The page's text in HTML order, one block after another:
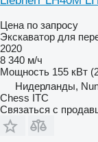
Цена по запросу
Экскаватор для
2020
8 340 м/ч
Мощность 155 кВт
Нидерланды,
Chess ITC
Связаться с